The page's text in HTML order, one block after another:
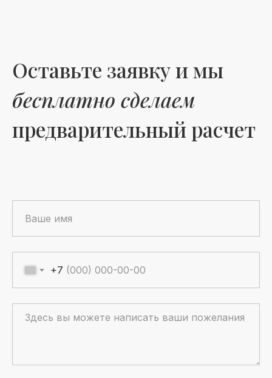
Оставьте заявку и мы
бесплатно сделаем
предварительный расчет
+7